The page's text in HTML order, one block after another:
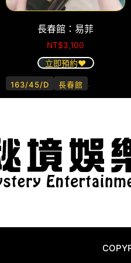
長春館：易菲
NT$3,100
立即預約❤️
163/45/D 長春館 .